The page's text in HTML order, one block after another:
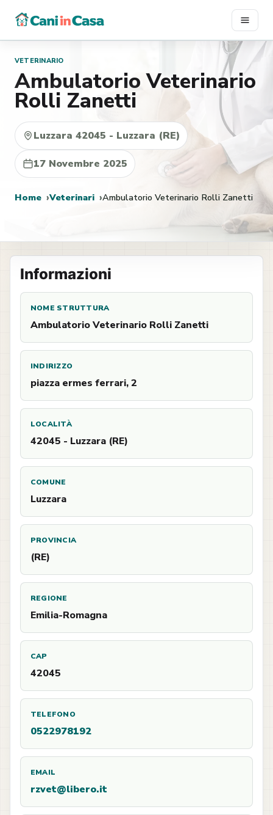
contenuto
VETERINARIO
Ambulatorio Veterinario
Rolli Zanetti
Luzzara 42045 - Luzzara (RE)
17 Novembre 2025
Home Veterinari Ambulatorio Veterinario Rolli Zanetti
Informazioni
NOME STRUTTURA
Ambulatorio Veterinario Rolli Zanetti
INDIRIZZO
piazza ermes ferrari, 2
LOCALITÀ
42045 - Luzzara (RE)
COMUNE
Luzzara
PROVINCIA
(RE)
REGIONE
Emilia-Romagna
CAP
42045
TELEFONO
0522978192
EMAIL
rzvet@libero.it